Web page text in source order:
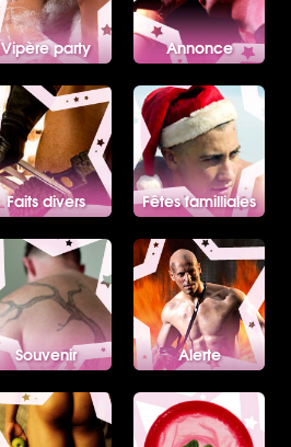
Vipère party Annonce
Faits divers Fêtes familliales
Souvenir Alerte